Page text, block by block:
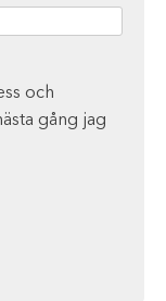
och
gång jag